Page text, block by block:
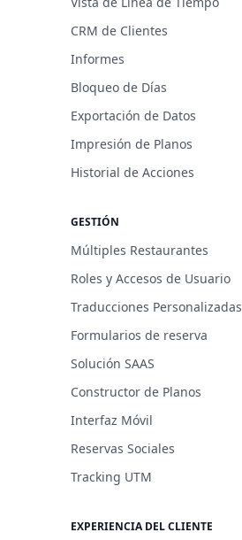
CRM de Clientes
Informes
Bloqueo de Días
Exportación de Datos
Impresión de Planos
Historial de Acciones
GESTIÓN
Múltiples Restaurantes
Roles y Accesos de Usuario
Traducciones Personalizadas
Formularios de reserva
Solución SAAS
Constructor de Planos
Interfaz Móvil
Reservas Sociales
Tracking UTM
EXPERIENCIA DEL CLIENTE